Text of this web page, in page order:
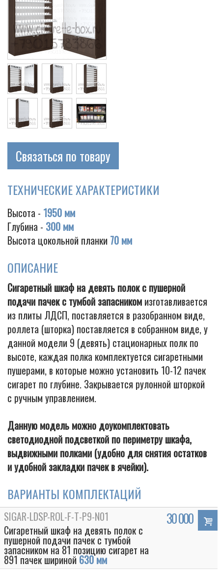
Cigarette
Связаться по товару
ТЕХНИЧЕСКИЕ ХАРАКТЕРИСТИКИ
Высота - 1950 мм
Глубина - 300 мм
Высота цокольной планки 70 мм
ОПИСАНИЕ
Сигаретный шкаф на девять полок с пушерной
подачи пачек с тумбой запасником изготавливается
из плиты ЛДСП, поставляется в разобранном виде,
роллета (шторка) поставляется в собранном виде, у
данной модели 9 (девять) стационарных полк по
высоте, каждая полка комплектуется сигаретными
пушерами, в которые можно установить 10-12 пачек
сигарет по глубине. Закрывается рулонной шторкой
с ручным управлением.
Данную модель можно доукомплектовать
светодиодной подсветкой по периметру шкафа,
выдвижными полками (удобно для снятия остатков
и удобной закладки пачек в ячейки).
ВАРИАНТЫ КОМПЛЕКТАЦИЙ
SIGAR-LDSP-ROL-F-T-P9-N01
Сигаретный шкаф на девять полок с
пушерной подачи пачек с тумбой
запасником на 81 позицию сигарет на
891 пачек шириной 630 мм
30 000